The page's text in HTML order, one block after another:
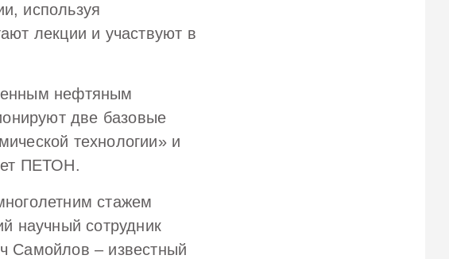
используя
лекции и участвуют в
нефтяным
две базовые
технологии» и
ПЕТОН.
стажем
научный сотрудник
Самойлов – известный